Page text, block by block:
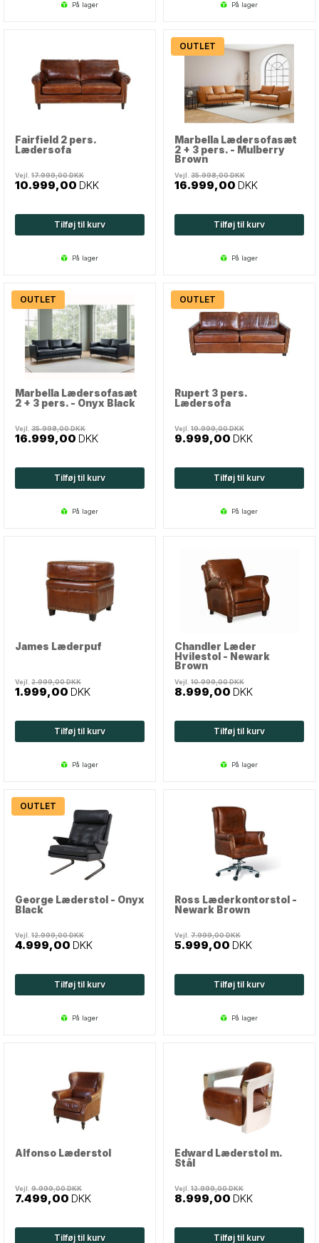
på lager på lager
Fairfield 2 pers.
Lædersofa
10.999,00 DKK
Vejl. 17.999,00DKK
Tilføj til kurv
på lager
OUTLET
Marbella Lædersofasæt
2 + 3 pers. - Mulberry
Brown
16.999,00 DKK
Vejl. 35.998,00DKK
Tilføj til kurv
på lager
OUTLET
Marbella Lædersofasæt
2 + 3 pers. - Onyx Black
16.999,00 DKK
Vejl. 35.998,00DKK
Tilføj til kurv
på lager
OUTLET
Rupert 3 pers.
Lædersofa
9.999,00 DKK
Vejl. 19.999,00DKK
Tilføj til kurv
på lager
James Læderpuf
1.999,00 DKK
Vejl. 2.999,00DKK
Tilføj til kurv
på lager
Chandler Læder
Hvilestol - Newark
Brown
8.999,00 DKK
Vejl. 10.999,00DKK
Tilføj til kurv
på lager
OUTLET
George Læderstol - Onyx
Black
4.999,00 DKK
Vejl. 12.999,00DKK
Tilføj til kurv
på lager
Ross Læderkontorstol -
Newark Brown
5.999,00 DKK
Vejl. 7.999,00DKK
Tilføj til kurv
på lager
Alfonso Læderstol
7.499,00 DKK
Vejl. 9.999,00DKK
Tilføj til kurv
Edward Læderstol m.
Stål
8.999,00 DKK
Vejl. 12.999,00DKK
Tilføj til kurv